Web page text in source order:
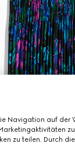
Navigation auf der
zu teilen. Durch